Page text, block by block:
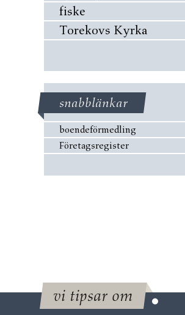
fiske
Torekovs Kyrka
snabblänkar
boendeförmedling
Företagsregister
vi tipsar om